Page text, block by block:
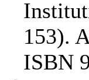
153).
ISBN